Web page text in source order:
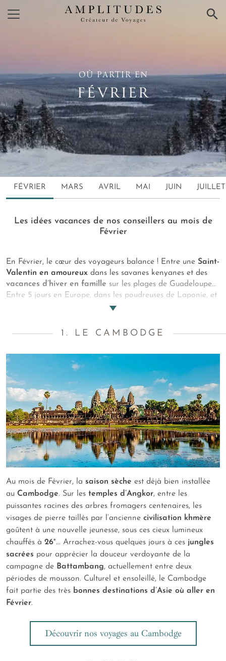
×
OÙ PARTIR EN
FÉVRIER
FÉVRIER MARS AVRIL MAI JUIN JUILLET
Les idées vacances de nos conseillers au mois de
Février
En Février, le cœur des voyageurs balance ! Entre une Saint-
Valentin en amoureux dans les savanes kenyanes et des
vacances d’hiver en famille sur les plages de Guadeloupe…
Entre 5 jours en Europe, dans les poudreuses de Laponie, et
10 jours à l’autre bout du globe, sous le soleil cambodgien...
froid des cercles polaires, où l’on arbitre, fidèle à ses envies
en Février
1. LE CAMBODGE
Au mois de Février, la saison sèche est déjà bien installée
au Cambodge. Sur les temples d’Angkor, entre les
puissantes racines des arbres fromagers centenaires, les
visages de pierre taillés par l’ancienne civilisation khmère
goûtent à une nouvelle jeunesse, sous ces cieux lumineux
chauffés à 26°... Arrachez-vous quelques jours à ces jungles
sacrées pour apprécier la douceur verdoyante de la
campagne de Battambang, actuellement entre deux
périodes de mousson. Culturel et ensoleillé, le Cambodge
fait partie des très bonnes destinations d’Asie où aller en
Février.
Découvrir nos voyages au Cambodge